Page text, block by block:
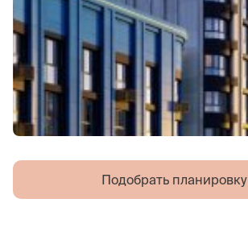
Подобрать планировку